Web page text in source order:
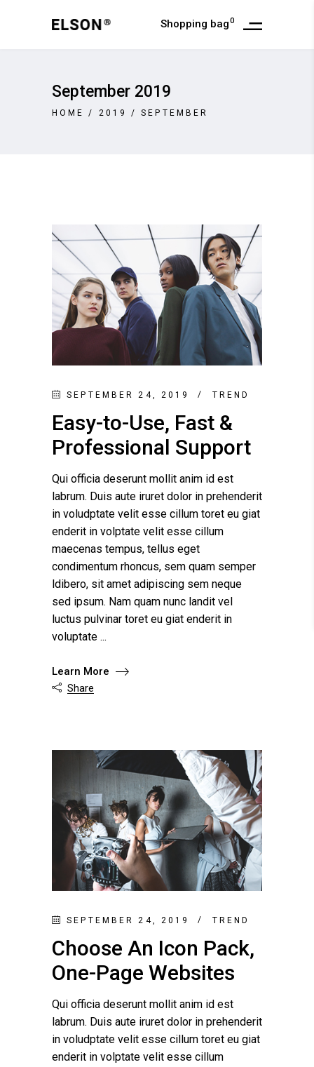
Shopping bag0
September 2019
HOME / 2019 / SEPTEMBER
SEPTEMBER 24, 2019 TREND
Easy-to-Use, Fast &
Professional Support
Qui officia deserunt mollit anim id est
labrum. Duis aute iruret dolor in prehenderit
in voludptate velit esse cillum toret eu giat
enderit in volptate velit esse cillum
maecenas tempus, tellus eget
condimentum rhoncus, sem quam semper
ldibero, sit amet adipiscing sem neque
sed ipsum. Nam quam nunc landit vel
luctus pulvinar toret eu giat enderit in
voluptate
Learn More
 Share
SEPTEMBER 24, 2019 TREND
Choose An Icon Pack,
One-Page Websites
Qui officia deserunt mollit anim id est
labrum. Duis aute iruret dolor in prehenderit
in voludptate velit esse cillum toret eu giat
enderit in volptate velit esse cillum